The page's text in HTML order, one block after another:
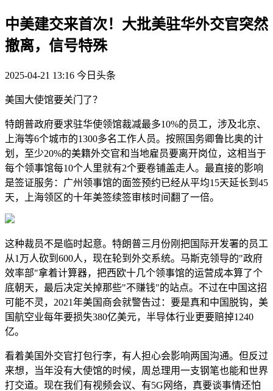
中美建交来首次！大批美驻华外交官突然
撤离，信号特殊
2025-04-21 13:16 今日头条
美国大使馆要关门了？
特朗普政府要求驻华使领馆裁减最多10%的员工，涉及北京、
上海等6个城市的1300多名工作人员。按照国务卿鲁比奥的计
划，至少20%的美籍外交官和当地雇员要离开岗位，这相当于
每个领事馆每10个人里就有2个要卷铺盖走人。最直接的影响
是签证服务：广州领事馆的面签预约已经从平均15天延长到45
天，上海领区的十年美签续签审核时间翻了一倍。
这种裁员不是临时起意。特朗普三月份刚把国际开发署的员工
从1万人砍到600人，现在轮到外交系统。马斯克领导的"政府
效率部"拿着计算器，把西欧十几个领事馆的运营成本算了个
底朝天，最后决定关掉那些"不赚钱"的站点。不过在中国这招
可能不灵，2021年美国商会就警告过：要是真和中国脱钩，美
国航空业每年要损失380亿美元，半导体行业更要赔掉1240
亿。
看着美国外交官打包行李，有人担心会影响两国沟通。但反过
来想，当年没有大使馆的时候，周总理用一支钢笔也能和世界
打交道。现在我们有视频会议、有5G网络，真要谈事情还怕